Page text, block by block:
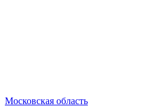
Московская область